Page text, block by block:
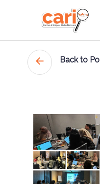
arrow_back Back to